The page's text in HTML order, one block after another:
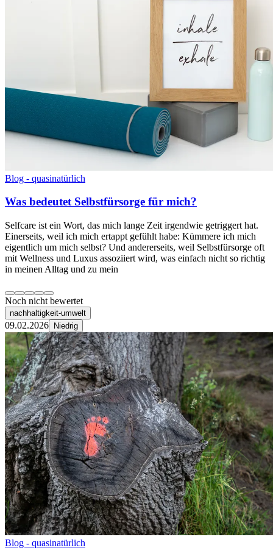
Blog - quasinatürlich
Was bedeutet Selbstfürsorge für mich?
Selfcare ist ein Wort, das mich lange Zeit irgendwie getriggert hat.
Einerseits, weil ich mich ertappt gefühlt habe: Kümmere ich mich
eigentlich um mich selbst? Und andererseits, weil Selbstfürsorge oft
mit Wellness und Luxus assoziiert wird, was einfach nicht so richtig
in meinen Alltag und zu mein
Noch nicht bewertet
nachhaltigkeit-umwelt
09.02.2026 Niedrig
Blog - quasinatürlich